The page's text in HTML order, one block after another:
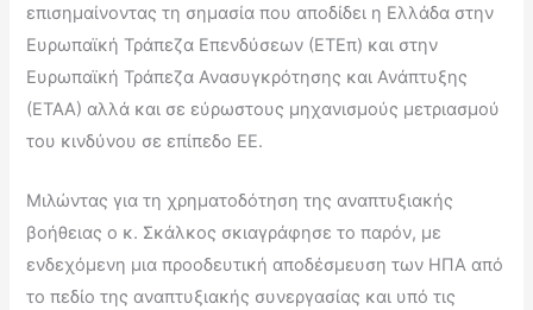
επισημαίνοντας τη σημασία που αποδίδει η Ελλάδα στην
Ευρωπαϊκή Τράπεζα Επενδύσεων (ΕΤΕπ) και στην
Ευρωπαϊκή Τράπεζα Ανασυγκρότησης και Ανάπτυξης
(ΕΤΑΑ) αλλά και σε εύρωστους μηχανισμούς μετριασμού
του κινδύνου σε επίπεδο ΕΕ.
Μιλώντας για τη χρηματοδότηση της αναπτυξιακής
βοήθειας ο κ. Σκάλκος σκιαγράφησε το παρόν, με
ενδεχόμενη μια προοδευτική αποδέσμευση των ΗΠΑ από
το πεδίο της αναπτυξιακής συνεργασίας και υπό τις